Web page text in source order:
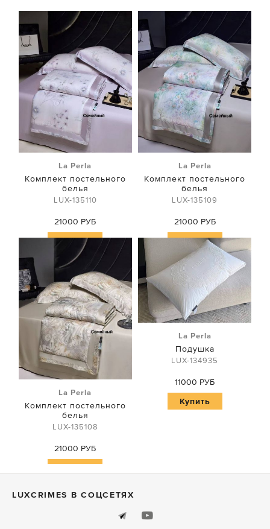
La Perla
Комплект постельного
белья
LUX-135110
21000 РУБ
Купить
La Perla
Комплект постельного
белья
LUX-135109
21000 РУБ
Купить
La Perla
Комплект постельного
белья
LUX-135108
21000 РУБ
La Perla
Подушка
LUX-134935
11000 РУБ
Купить
LUXСRIMES В СОЦСЕТЯХ